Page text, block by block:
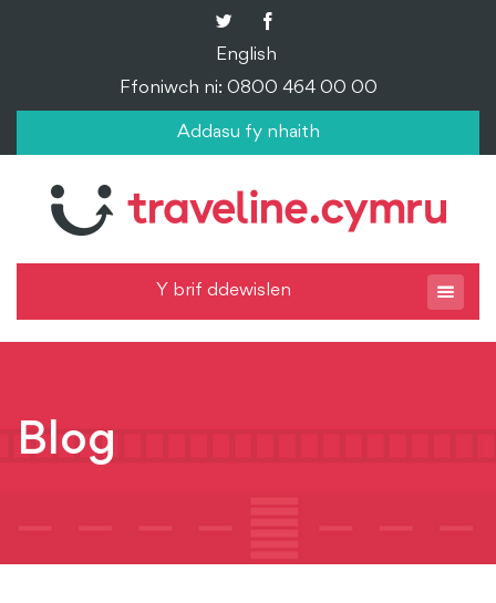
English
Ffoniwch ni: 0800 464 00 00
Addasu fy nhaith
Y brif ddewislen
Blog